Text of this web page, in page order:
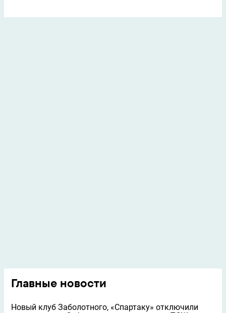
Главные новости
Новый клуб Заболотного, «Спартаку» отключили